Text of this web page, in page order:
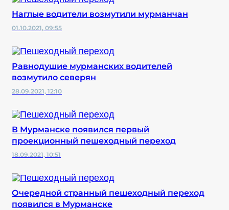
Наглые водители возмутили мурманчан
01.10.2021, 09:55
Равнодушие мурманских водителей
возмутило северян
28.09.2021, 12:10
В Мурманске появился первый
проекционный пешеходный переход
18.09.2021, 10:51
Очередной странный пешеходный переход
появился в Мурманске